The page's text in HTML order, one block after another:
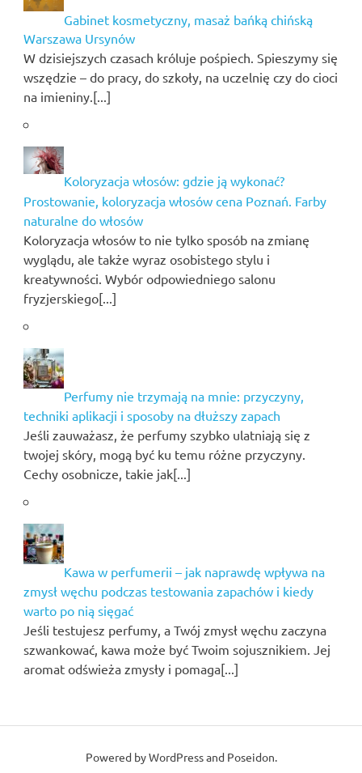
Gabinet kosmetyczny, masaż bańką chińską
Warszawa Ursynów
W dzisiejszych czasach króluje pośpiech. Spieszymy się
wszędzie – do pracy, do szkoły, na uczelnię czy do cioci
na imieniny.[...]
Koloryzacja włosów: gdzie ją wykonać?
Prostowanie, koloryzacja włosów cena Poznań. Farby
naturalne do włosów
Koloryzacja włosów to nie tylko sposób na zmianę
wyglądu, ale także wyraz osobistego stylu i
kreatywności. Wybór odpowiedniego salonu
fryzjerskiego[...]
Perfumy nie trzymają na mnie: przyczyny,
techniki aplikacji i sposoby na dłuższy zapach
Jeśli zauważasz, że perfumy szybko ulatniają się z
twojej skóry, mogą być ku temu różne przyczyny.
Cechy osobnicze, takie jak[...]
Kawa w perfumerii – jak naprawdę wpływa na
zmysł węchu podczas testowania zapachów i kiedy
warto po nią sięgać
Jeśli testujesz perfumy, a Twój zmysł węchu zaczyna
szwankować, kawa może być Twoim sojusznikiem. Jej
aromat odświeża zmysły i pomaga[...]
Powered byWordPressand Poseidon